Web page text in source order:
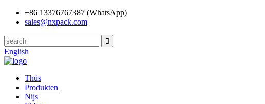
+86 13376767387 (WhatsApp)
sales@nxpack.com
English
Thús
Produkten
Nijs